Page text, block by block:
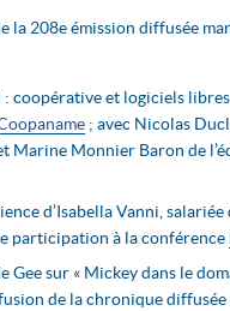
la 208e émission diffusée
coopérative et logiciels
; avec Nicolas
Marine Monnier Baron de
d’Isabella Vanni, salariée
participation à la conférence
Gee sur « Mickey dans le
de la chronique diffusée